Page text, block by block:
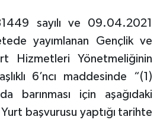
sayılı ve 09.04.2021
yayımlanan Gençlik ve
Hizmetleri Yönetmeliğinin
6’ncı maddesinde “(1)
barınması için aşağıdaki
başvurusu yaptığı tarihte